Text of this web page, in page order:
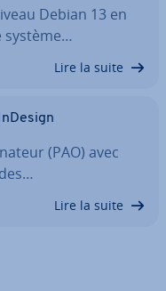
Debian 13 en
système…
Lire la suite
(PAO) avec
Lire la suite